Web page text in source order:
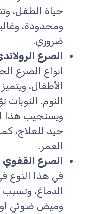
حياة الطفل،
ومحدودة،
ضروري.
الصرع
أنواع الصرع
الأطفال،
النوم. النوبات
ويستجيب هذا
جيد للعلاج،
العمر.
الصرع
في هذا النوع
الدماغ،
وميض ضوئي أو